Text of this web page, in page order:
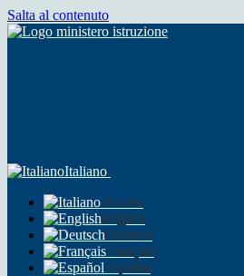
Salta al contenuto
Italiano
Italiano
English
Deutsch
Français
Español